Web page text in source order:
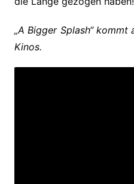
„A Bigger Splash“
Kinos.